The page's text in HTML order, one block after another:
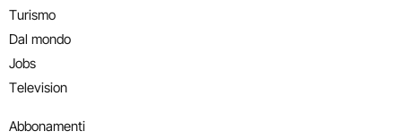
Turismo
Dal mondo
Jobs
Television
Abbonamenti